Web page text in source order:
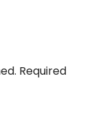
Required